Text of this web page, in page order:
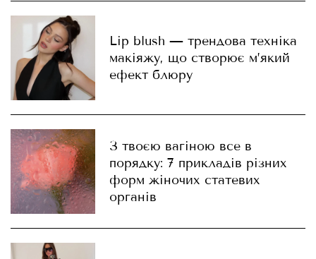
Lip blush — трендова техніка
макіяжу, що створює м’який
ефект блюру
З твоєю вагіною все в
порядку: 7 прикладів різних
форм жіночих статевих
органів